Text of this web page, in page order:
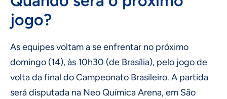
jogo?
As equipes voltam a se enfrentar no próximo
domingo (14), às 10h30 (de Brasília), pelo jogo de
volta da final do Campeonato Brasileiro. A partida
será disputada na Neo Química Arena, em São